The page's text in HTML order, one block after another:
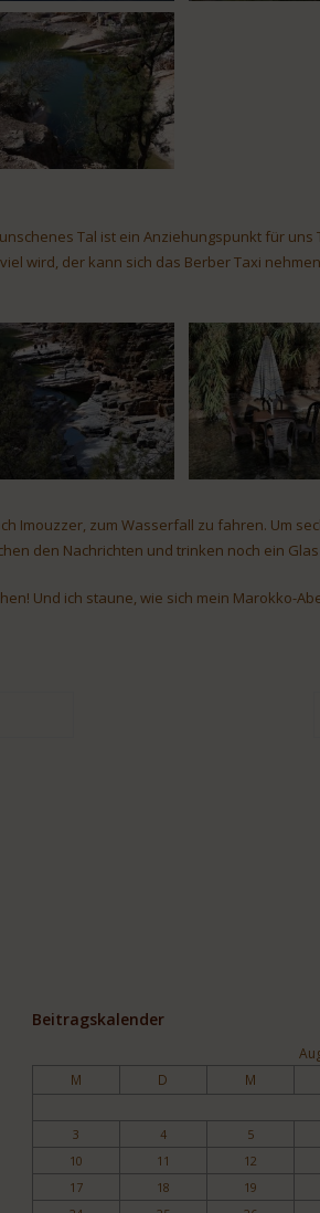
Tal ist ein Anziehungspunkt für
wird, der kann sich das Berber Taxi
Imouzzer, zum Wasserfall zu fahren. Um
den Nachrichten und trinken noch ein
Und ich staune, wie sich mein Marokko-
Beitragskalender
M D M
3
4 5
10
11 12
17
18 19